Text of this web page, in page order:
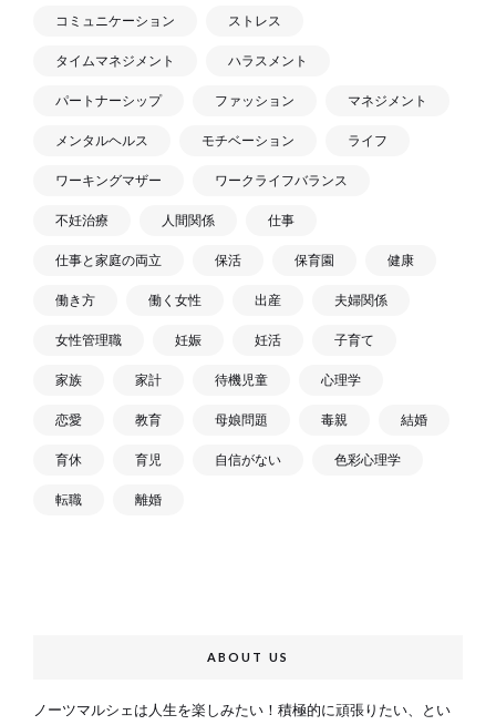
コミュニケーション ストレス
タイムマネジメント ハラスメント
パートナーシップ ファッション マネジメント
メンタルヘルス モチベーション ライフ
ワーキングマザー ワークライフバランス
不妊治療 人間関係 仕事
仕事と家庭の両立 保活 保育園 健康
働き方 働く女性 出産 夫婦関係
女性管理職 妊娠 妊活 子育て
家族 家計 待機児童 心理学
恋愛 教育 母娘問題 毒親 結婚
育休 育児 自信がない 色彩心理学
転職 離婚
ABOUT US
ノーツマルシェは人生を楽しみたい！積極的に頑張りたい、とい